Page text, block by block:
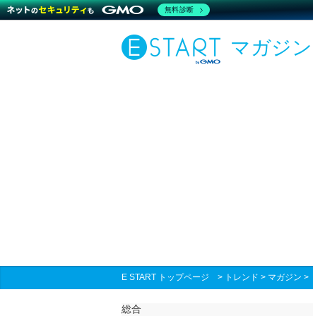
マガジン
E START トップページ > トレンド > マガジン >
総合
無料診断